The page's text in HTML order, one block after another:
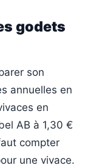
godets
son
annuelles en
en
AB à 1,30 €
compter
une vivace.